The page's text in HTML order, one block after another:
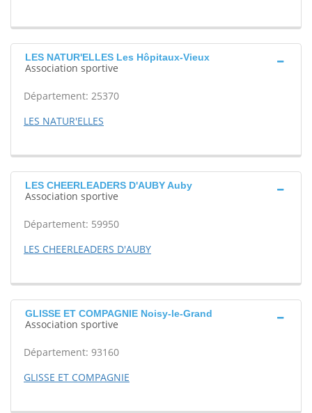
LES NATUR'ELLES Les Hôpitaux-Vieux
Association sportive
Département: 25370
LES NATUR'ELLES
LES CHEERLEADERS D'AUBY Auby
Association sportive
Département: 59950
LES CHEERLEADERS D'AUBY
GLISSE ET COMPAGNIE Noisy-le-Grand
Association sportive
Département: 93160
GLISSE ET COMPAGNIE